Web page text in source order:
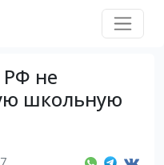
не
школьную